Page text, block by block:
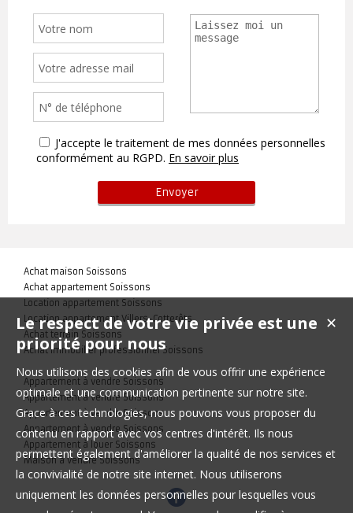
J'accepte le traitement de mes données personnelles
conformément au RGPD. En savoir plus
Achat maison Soissons
Achat appartement Soissons
Location appartement Soissons
Location appartement Villers-Cotterêts
Achat terrain Soissons
Achat immobilier professionnel Soissons
Appartement à vendre Soissons
Appartement à vendre Soissons
Appartement à vendre Soissons
Appartement à vendre Soissons
Appartement à louer Soissons
Maison à vendre Soissons
✕
Le respect de votre vie privée est une
priorité pour nous
Nous utilisons des cookies afin de vous offrir une expérience
optimale et une communication pertinente sur notre site.
Grace à ces technologies, nous pouvons vous proposer du
contenu en rapport avec vos centres d'intérêt. Ils nous
permettent également d'améliorer la qualité de nos services et
la convivialité de notre site internet. Nous utiliserons
uniquement les données personnelles pour lesquelles vous